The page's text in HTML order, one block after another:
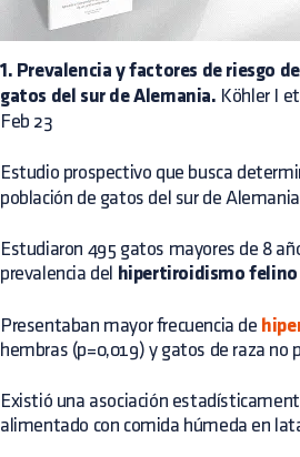
1. Prevalencia y factores de riesgo
gatos del sur de Alemania. Köhler I
Feb 23
Estudio prospectivo que busca
población de gatos del sur de
Estudiaron 495 gatos mayores de 8
prevalencia del hipertiroidismo felino
Presentaban mayor frecuencia de
hembras (p=0,019) y gatos de raza no
Existió una asociación
alimentado con comida húmeda en